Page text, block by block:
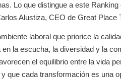
Lo que distingue a este
Alustiza, CEO de Great Place
laboral que priorice la
la escucha, la diversidad y la
el equilibrio entre la vida
que cada transformación es una